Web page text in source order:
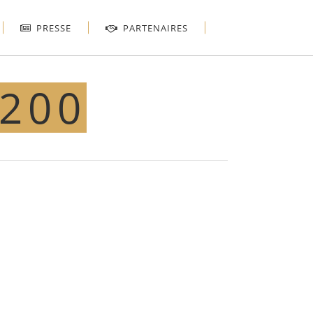
PRESSE PARTENAIRES